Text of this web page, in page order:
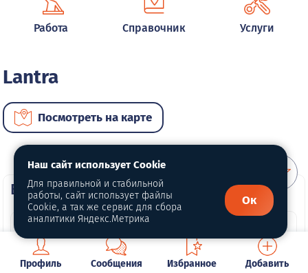
Работа Справочник Услуги
Lantra
Посмотреть на карте
ВИП автомобили
Профиль Сообщения Избранное Добавить
Наш сайт использует Cookie
Для правильной и стабильной
работы, сайт использует файлы
Cookie, а так же сервис для сбора
аналитики Яндекс.Метрика
Ок